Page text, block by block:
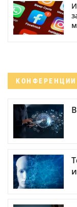
КОНФЕРЕНЦИИ